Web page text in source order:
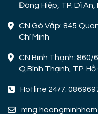
Đông Hiệp, TP. Dĩ An,
CN Gò Vấp: 845
Chí Minh
CN Bình Thạnh: 860/
Q.Bình Thạnh, TP. Hồ
Hotline 24/7: